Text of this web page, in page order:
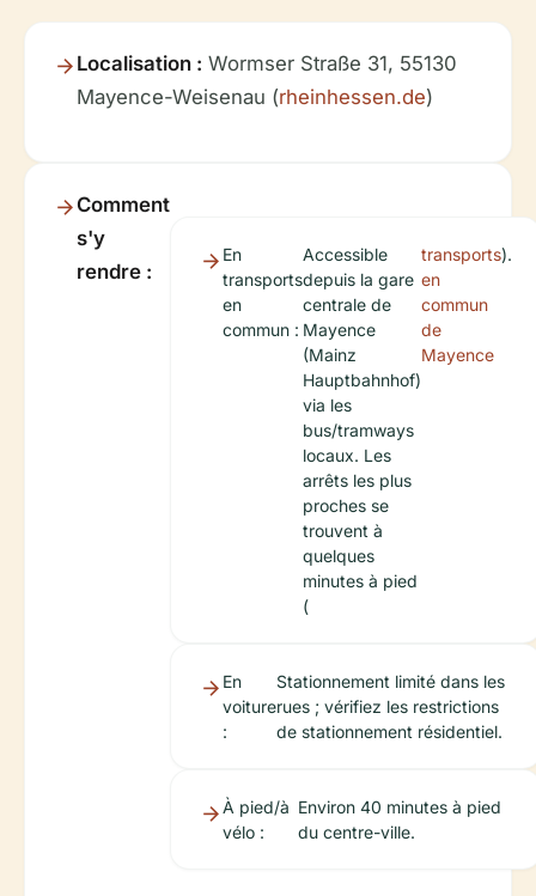
Localisation : Wormser Straße 31, 55130
Mayence-Weisenau (rheinhessen.de)
Comment
s'y
rendre :
En
transports
en
commun :
Accessible
depuis la gare
centrale de
Mayence
(Mainz
Hauptbahnhof)
via les
bus/tramways
locaux. Les
arrêts les plus
proches se
trouvent à
quelques
minutes à pied
(
transports
en
commun
de
Mayence
).
En
voiture
:
Stationnement limité dans les
rues ; vérifiez les restrictions
de stationnement résidentiel.
À pied/à
vélo :
Environ 40 minutes à pied
du centre-ville.